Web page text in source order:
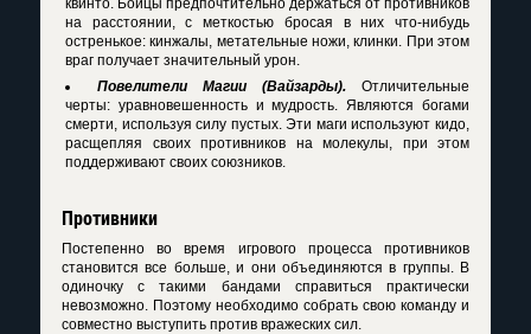
на расстоянии, с меткостью бросая в них что-нибудь
остренькое: кинжалы, метательные ножи, клинки. При этом
враг получает значительный урон.
Повелители Магии (Вайзарды). Отличительные
черты: уравновешенность и мудрость. Являются богами
смерти, используя силу пустых. Эти маги используют кидо,
расщепляя своих противников на молекулы, при этом
поддерживают своих союзников.
Противники
Постепенно во время игрового процесса противников
становится все больше, и они объединяются в группы. В
одиночку с такими бандами справиться практически
невозможно. Поэтому необходимо собрать свою команду и
совместно выступить против вражеских сил.